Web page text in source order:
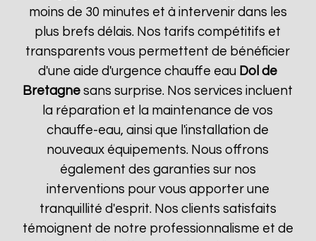
moins de 30 minutes et à intervenir dans les
plus brefs délais. Nos tarifs compétitifs et
transparents vous permettent de bénéficier
d'une aide d'urgence chauffe eau Dol de
Bretagne sans surprise. Nos services incluent
la réparation et la maintenance de vos
chauffe-eau, ainsi que l'installation de
nouveaux équipements. Nous offrons
également des garanties sur nos
interventions pour vous apporter une
tranquillité d'esprit. Nos clients satisfaits
témoignent de notre professionnalisme et de